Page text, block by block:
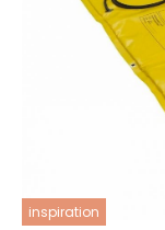
inspiration